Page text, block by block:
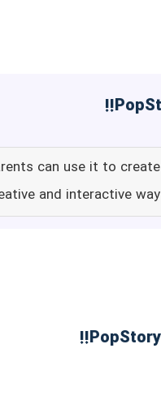
can use it to create
and interactive way.